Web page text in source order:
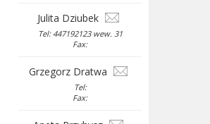
Julita Dziubek
Tel: 447192123 wew. 31
Fax:
Grzegorz Dratwa
Tel:
Fax: